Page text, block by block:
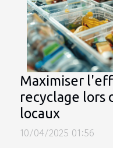
Maximiser
recyclage lors
locaux
10/04/2025 01:56